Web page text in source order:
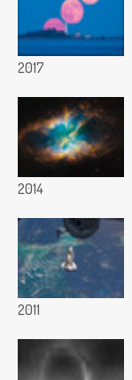
2017
2014
2011